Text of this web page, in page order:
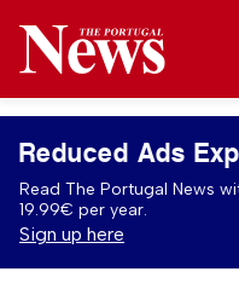
Reduced Ads
Read The Portugal News
19.99€ per year.
Sign up here